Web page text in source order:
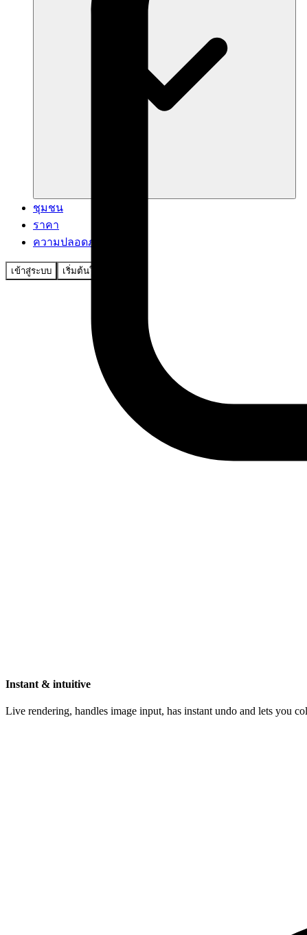
ชุมชน
ราคา
ความปลอดภัย
เข้าสู่ระบบ เริ่มต้นใช้งาน
Instant & intuitive
Live rendering, handles image input, has instant undo and lets you